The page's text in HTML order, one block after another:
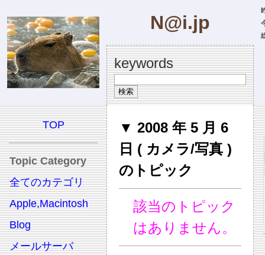
N@i.jp
keywords
TOP
Topic Category
全てのカテゴリ
Apple,Macintosh
Blog
メールサーバ
▼ 2008 年 5 月 6
日 ( カメラ/写真 )
のトピック
該当のトピック
はありません。